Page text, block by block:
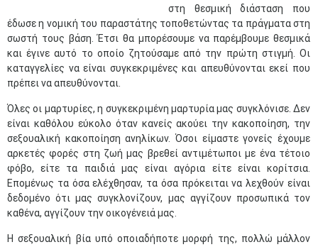
στη θεσμική διάσταση που
έδωσε η νομική του παραστάτης τοποθετώντας τα πράγματα στη
σωστή τους βάση. Έτσι θα μπορέσουμε να παρέμβουμε θεσμικά
και έγινε αυτό το οποίο ζητούσαμε από την πρώτη στιγμή. Οι
καταγγελίες να είναι συγκεκριμένες και απευθύνονται εκεί που
πρέπει να απευθύνονται.
Όλες οι μαρτυρίες, η συγκεκριμένη μαρτυρία μας συγκλόνισε. Δεν
είναι καθόλου εύκολο όταν κανείς ακούει την κακοποίηση, την
σεξουαλική κακοποίηση ανηλίκων. Όσοι είμαστε γονείς έχουμε
αρκετές φορές στη ζωή μας βρεθεί αντιμέτωποι με ένα τέτοιο
φόβο, είτε τα παιδιά μας είναι αγόρια είτε είναι κορίτσια.
Επομένως τα όσα ελέχθησαν, τα όσα πρόκειται να λεχθούν είναι
δεδομένο ότι μας συγκλονίζουν, μας αγγίζουν προσωπικά τον
καθένα, αγγίζουν την οικογένειά μας.
Η σεξουαλική βία υπό οποιαδήποτε μορφή της, πολλώ μάλλον